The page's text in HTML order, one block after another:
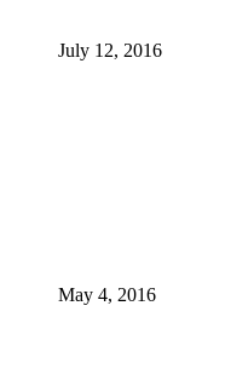
July 12, 2016
May 4, 2016